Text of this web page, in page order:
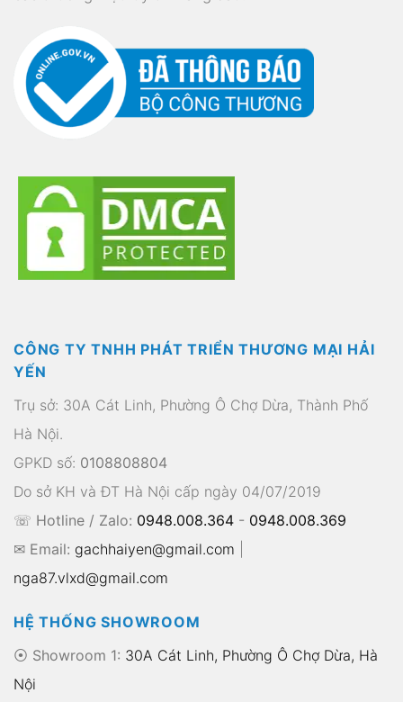
CÔNG TY TNHH PHÁT TRIỂN THƯƠNG MẠI HẢI
YẾN
Trụ sở: 30A Cát Linh, Phường Ô Chợ Dừa, Thành Phố
Hà Nội.
GPKD số: 0108808804
Do sở KH và ĐT Hà Nội cấp ngày 04/07/2019
☏ Hotline / Zalo: 0948.008.364 - 0948.008.369
✉ Email: gachhaiyen@gmail.com
nga87.vlxd@gmail.com
HỆ THỐNG SHOWROOM
⦿ Showroom 1: 30A Cát Linh, Phường Ô Chợ Dừa, Hà
Nội